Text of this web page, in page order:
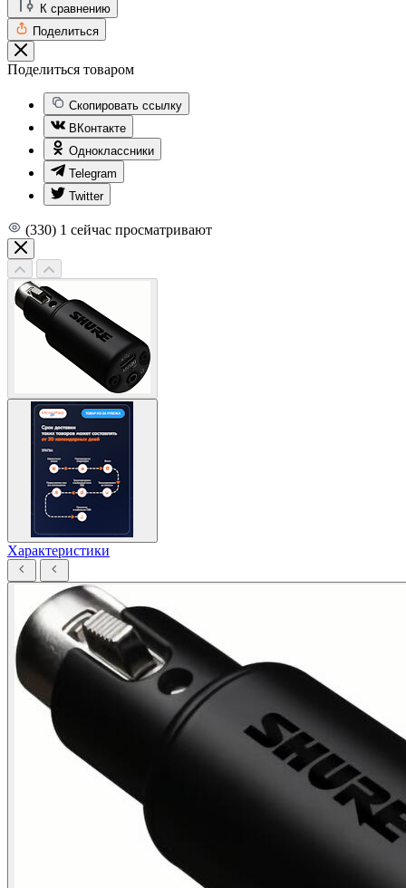
К сравнению
Поделиться
Поделиться товаром
Скопировать ссылку
ВКонтакте
Одноклассники
Telegram
Twitter
(330) 1 сейчас просматривают
Характеристики